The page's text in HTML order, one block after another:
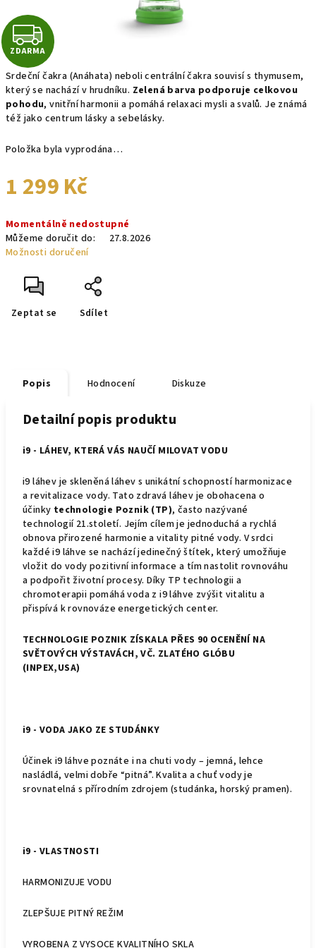
Srdeční čakra (Anáhata) neboli centrální čakra souvisí s thymusem,
který se nachází v hrudníku. Zelená barva podporuje celkovou
pohodu, vnitřní harmonii a pomáhá relaxaci mysli a svalů. Je známá
též jako centrum lásky a sebelásky.
Položka byla vyprodána…
1 299 Kč
cena:
Momentálně nedostupné
Můžeme doručit do:
27.8.2026
Možnosti doručení
Zeptat se Sdílet
Z
D
A
R
M
A
ZDARMA
Popis Hodnocení Diskuze
Detailní popis produktu
i9 - LÁHEV, KTERÁ VÁS NAUČÍ MILOVAT VODU
i9 láhev je skleněná láhev s unikátní schopností harmonizace
a revitalizace vody. Tato zdravá láhev je obohacena o
účinky technologie Poznik (TP), často nazývané
technologií 21.století. Jejím cílem je jednoduchá a rychlá
obnova přirozené harmonie a vitality pitné vody. V srdci
každé i9 láhve se nachází jedinečný štítek, který umožňuje
vložit do vody pozitivní informace a tím nastolit rovnováhu
a podpořit životní procesy. Díky TP technologii a
chromoterapii pomáhá voda z i9 láhve zvýšit vitalitu a
přispívá k rovnováze energetických center.
TECHNOLOGIE POZNIK ZÍSKALA PŘES 90 OCENĚNÍ NA
SVĚTOVÝCH VÝSTAVÁCH, VČ. ZLATÉHO GLÓBU
(INPEX,USA)
i9 - VODA JAKO ZE STUDÁNKY
Účinek i9 láhve poznáte i na chuti vody – jemná, lehce
nasládlá, velmi dobře “pitná”. Kvalita a chuť vody je
srovnatelná s přírodním zdrojem (studánka, horský pramen).
i9 - VLASTNOSTI
HARMONIZUJE VODU
ZLEPŠUJE PITNÝ REŽIM
VYROBENA Z VYSOCE KVALITNÍHO SKLA